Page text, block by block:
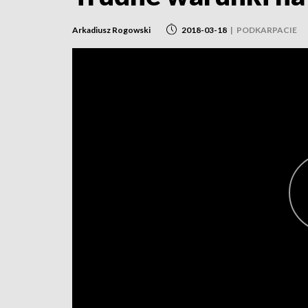
Arkadiusz Rogowski 2018-03-18 | PODKARPACIE